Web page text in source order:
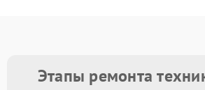
Этапы ремонта